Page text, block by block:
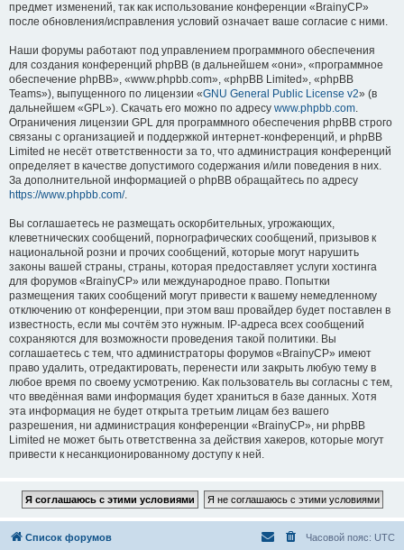
предмет изменений, так как использование конференции «BrainyCP»
после обновления/исправления условий означает ваше согласие с ними.
Наши форумы работают под управлением программного обеспечения
для создания конференций phpBB (в дальнейшем «они», «программное
обеспечение phpBB», «www.phpbb.com», «phpBB Limited», «phpBB
Teams»), выпущенного по лицензии «GNU General Public License v2» (в
дальнейшем «GPL»). Скачать его можно по адресу www.phpbb.com.
Ограничения лицензии GPL для программного обеспечения phpBB строго
связаны с организацией и поддержкой интернет-конференций, и phpBB
Limited не несёт ответственности за то, что администрация конференций
определяет в качестве допустимого содержания и/или поведения в них.
За дополнительной информацией о phpBB обращайтесь по адресу
https://www.phpbb.com/.
Вы соглашаетесь не размещать оскорбительных, угрожающих,
клеветнических сообщений, порнографических сообщений, призывов к
национальной розни и прочих сообщений, которые могут нарушить
законы вашей страны, страны, которая предоставляет услуги хостинга
для форумов «BrainyCP» или международное право. Попытки
размещения таких сообщений могут привести к вашему немедленному
отключению от конференции, при этом ваш провайдер будет поставлен в
известность, если мы сочтём это нужным. IP-адреса всех сообщений
сохраняются для возможности проведения такой политики. Вы
соглашаетесь с тем, что администраторы форумов «BrainyCP» имеют
право удалить, отредактировать, перенести или закрыть любую тему в
любое время по своему усмотрению. Как пользователь вы согласны с тем,
что введённая вами информация будет храниться в базе данных. Хотя
эта информация не будет открыта третьим лицам без вашего
разрешения, ни администрация конференции «BrainyCP», ни phpBB
Limited не может быть ответственна за действия хакеров, которые могут
привести к несанкционированному доступу к ней.
Список форумов Часовой пояс: UTC